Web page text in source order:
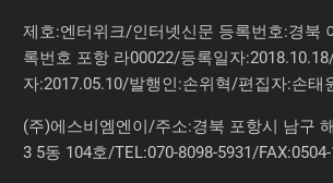
제호:엔터위크/인터넷신문 등록번호:경북
록번호 포항 라00022/등록일자
자:2017.05.10/발행인:손위혁/편집자:손태
(주)에스비엠엔이/주소:경북 포항시 남구
3 5동 104호/TEL:070-8098-5931/